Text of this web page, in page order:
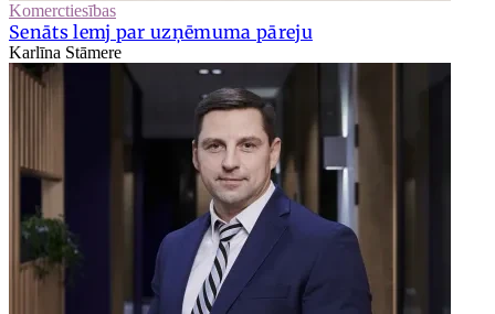
Komerctiesības
Senāts lemj par uzņēmuma pāreju
Karlīna Stāmere